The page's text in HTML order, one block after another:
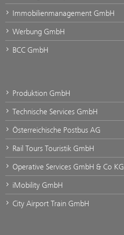
Immobilienmanagement GmbH
Werbung GmbH
BCC GmbH
Produktion GmbH
Technische Services GmbH
Österreichische Postbus AG
Rail Tours Touristik GmbH
Operative Services GmbH & Co KG
iMobility GmbH
City Airport Train GmbH